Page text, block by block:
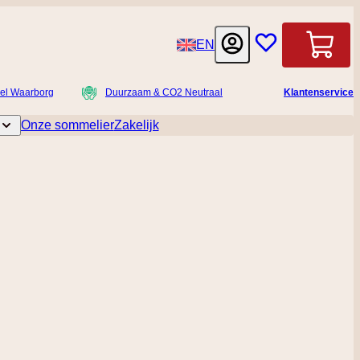
TaalEN
Waarborg Duurzaam & CO2 Neutraal Klantenservice
submenu for Accessoires
Onze sommelierZakelijk